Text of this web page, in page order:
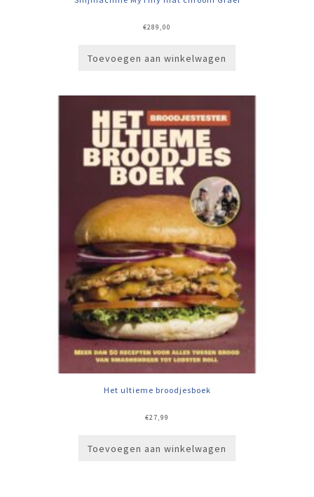
€289,00
Toevoegen aan winkelwagen
Het ultieme broodjesboek
€27,99
Toevoegen aan winkelwagen